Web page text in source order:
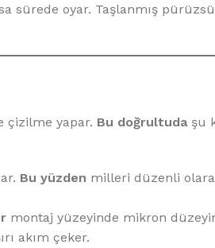
sürede oyar. Taşlanmış
çizilme yapar. Bu doğrultuda şu
Bu yüzden milleri düzenli
montaj yüzeyinde mikron
akım çeker.